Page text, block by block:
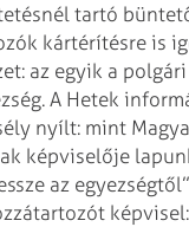
tartó
kártérítésre is
az egyik a polgári
A Hetek
nyílt: mint
képviselője
az